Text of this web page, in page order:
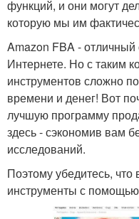
функций, и они могут
которую мы им
Amazon FBA -
Интернете. Но с таким
инструментов сложно
времени и денег! Вот
лучшую программу
здесь - сэкономив вам
исследований.
Поэтому убедитесь,
инструменты с